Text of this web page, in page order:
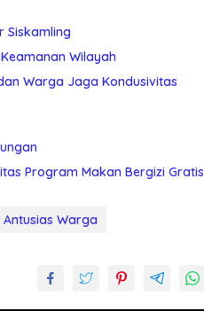
Siskamling
Wilayah
Warga Jaga Kondusivitas
Program Makan Bergizi Gratis
Warga